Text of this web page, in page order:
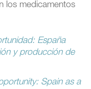
los medicamentos
España
y producción de
Spain as a